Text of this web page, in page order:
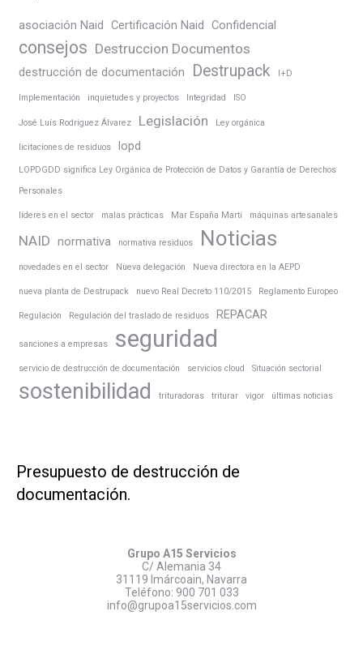
asociación Naid Certificación Naid Confidencial
consejos Destruccion Documentos
destrucción de documentación Destrupack I+D
Implementación inquietudes y proyectos Integridad ISO
José Luís Rodriguez Álvarez Legislación Ley orgánica
licitaciones de residuos lopd
LOPDGDD significa Ley Orgánica de Protección de Datos y Garantía de Derechos
Personales
líderes en el sector malas prácticas Mar España Martí máquinas artesanales
NAID normativa normativa residuos Noticias
novedades en el sector Nueva delegación Nueva directora en la AEPD
nueva planta de Destrupack nuevo Real Decreto 110/2015 Reglamento Europeo
Regulación Regulación del traslado de residuos REPACAR
sanciones a empresas seguridad
servicio de destrucción de documentación servicios cloud Situación sectorial
sostenibilidad trituradoras triturar vigor últimas noticias
Presupuesto de destrucción de
documentación.
Grupo A15 Servicios
C/ Alemania 34
31119 Imárcoain, Navarra
Teléfono: 900 701 033
info@grupoa15servicios.com